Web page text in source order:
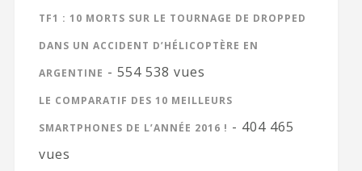
TF1 : 10 MORTS SUR LE TOURNAGE DE DROPPED
DANS UN ACCIDENT D’HÉLICOPTÈRE EN
ARGENTINE - 554 538 vues
LE COMPARATIF DES 10 MEILLEURS
SMARTPHONES DE L’ANNÉE 2016 ! - 404 465
vues